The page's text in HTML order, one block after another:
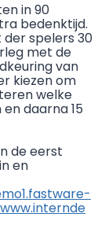
in 90
bedenktijd.
spelers 30
met de
van
kiezen om
welke
daarna 15
de eerst
en